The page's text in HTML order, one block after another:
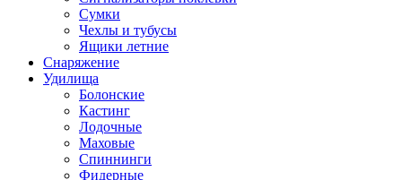
Сумки
Чехлы и тубусы
Ящики летние
Снаряжение
Удилища
Болонские
Кастинг
Лодочные
Маховые
Спиннинги
Фидерные